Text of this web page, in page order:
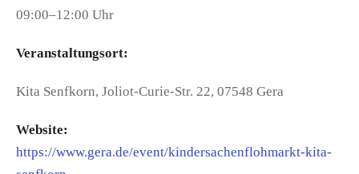
09:00–12:00 Uhr
Veranstaltungsort:
Kita Senfkorn, Joliot-Curie-Str. 22, 07548 Gera
Website:
https://www.gera.de/event/kindersachenflohmarkt-kita-